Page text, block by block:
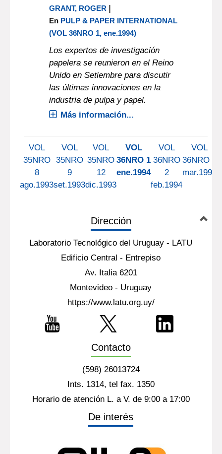
GRANT, ROGER |
En PULP & PAPER INTERNATIONAL
(VOL 36NRO 1, ene.1994)
Los expertos de investigación
papelera se reunieron en el Reino
Unido en Setiembre para discutir
las últimas innovaciones en la
industria de pulpa y papel.
Más información...
VOL
35NRO
8
ago.1993
VOL
35NRO
9
set.1993
VOL
35NRO
12
dic.1993
VOL
36NRO 1
ene.1994
VOL
36NRO
2
feb.1994
VOL
36NRO 3
mar.1994
Dirección
Laboratorio Tecnológico del Uruguay - LATU
Edificio Central - Entrepiso
Av. Italia 6201
Montevideo - Uruguay
https://www.latu.org.uy/
Contacto
(598) 26013724
Ints. 1314, tel fax. 1350
Horario de atención L. a V. de 9:00 a 17:00
De interés